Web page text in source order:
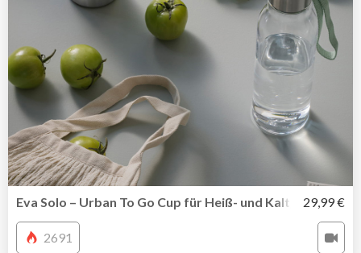
Eva Solo – Urban To Go Cup für Heiß- und Kaltgetränke
29,99 €
2691